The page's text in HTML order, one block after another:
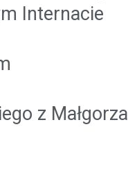
Internacie
z